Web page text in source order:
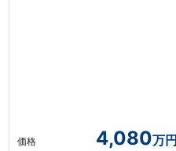
価格 4,080万円